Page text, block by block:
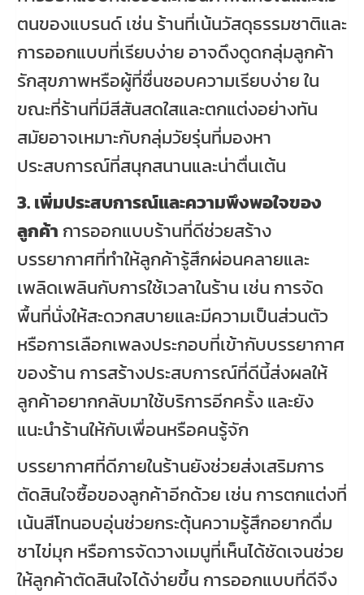
ตนของแบรนด์ เช่น ร้านที่เน้นวัสดุธรรมชาติและ
การออกแบบที่เรียบง่าย อาจดึงดูดกลุ่มลูกค้า
รักสุขภาพหรือผู้ที่ชื่นชอบความเรียบง่าย ใน
ขณะที่ร้านที่มีสีสันสดใสและตกแต่งอย่างทัน
สมัยอาจเหมาะกับกลุ่มวัยรุ่นที่มองหา
ประสบการณ์ที่สนุกสนานและน่าตื่นเต้น
3. เพิ่มประสบการณ์และความพึงพอใจของ
ลูกค้า การออกแบบร้านที่ดีช่วยสร้าง
บรรยากาศที่ทำให้ลูกค้ารู้สึกผ่อนคลายและ
เพลิดเพลินกับการใช้เวลาในร้าน เช่น การจัด
พื้นที่นั่งให้สะดวกสบายและมีความเป็นส่วนตัว
หรือการเลือกเพลงประกอบที่เข้ากับบรรยากาศ
ของร้าน การสร้างประสบการณ์ที่ดีนี้ส่งผลให้
ลูกค้าอยากกลับมาใช้บริการอีกครั้ง และยัง
แนะนำร้านให้กับเพื่อนหรือคนรู้จัก
บรรยากาศที่ดีภายในร้านยังช่วยส่งเสริมการ
ตัดสินใจซื้อของลูกค้าอีกด้วย เช่น การตกแต่งที่
เน้นสีโทนอบอุ่นช่วยกระตุ้นความรู้สึกอยากดื่ม
ชาไข่มุก หรือการจัดวางเมนูที่เห็นได้ชัดเจนช่วย
ให้ลูกค้าตัดสินใจได้ง่ายขึ้น การออกแบบที่ดีจึง